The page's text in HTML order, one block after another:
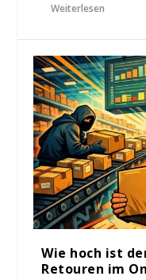
Weiterlesen
Wie hoch ist
Retouren im